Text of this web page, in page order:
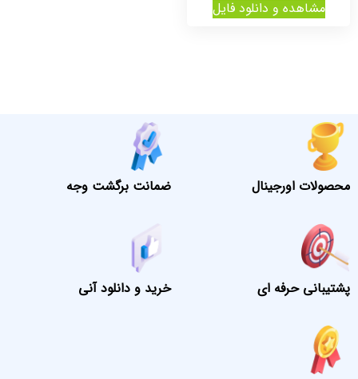
مشاهده و دانلود فایل
محصولات اورجینال ضمانت برگشت وجه
پشتیبانی حرفه ای خرید و دانلود آنی